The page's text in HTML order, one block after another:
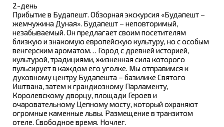
2-день
Прибытие в Будапешт. Обзорная экскурсия «Будапешт –
жемчужина Дуная». Будапешт – неповторимый,
незабываемый. Он предлагает своим посетителям
близкую и знакомую европейскую культуру, но с особым
венгерским ароматом… Город с древней историей,
культурой, традициями, жизненная сила которого
пульсирует в каждом его уголке. Мы отправимся к
духовному центру Будапешта – базилике Святого
Иштвана, затем к грандиозному Парламенту,
Королевскому дворцу, площади Героев и
очаровательному Цепному мосту, который охраняют
огромные каменные львы. Размещение в транзитом
отеле. Свободное время. Ночлег.